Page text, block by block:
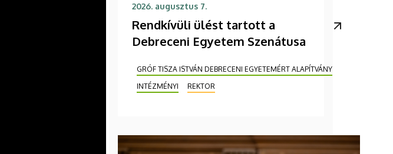
2026. augusztus 7.
Rendkívüli ülést tartott a
Debreceni Egyetem Szenátusa
GRÓF TISZA ISTVÁN DEBRECENI EGYETEMÉRT ALAPÍTVÁNY
INTÉZMÉNYI
REKTOR